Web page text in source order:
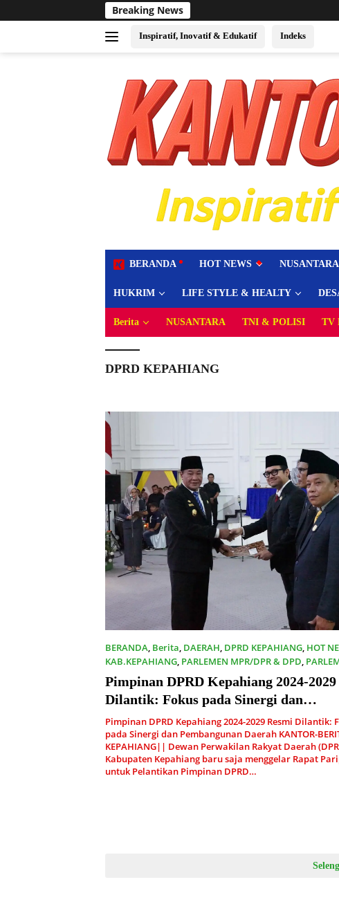
ke
Breaking News
Inspiratif, Inovatif & Edukatif Indeks
BERANDA HOT NEWS NUSANTARA
HUKRIM LIFE STYLE & HEALTY
Berita NUSANTARA TNI & POLISI TV
DPRD KEPAHIANG
BERANDA, Berita, DAERAH, DPRD KEPAHIANG, HOT
KAB.KEPAHIANG, PARLEMEN MPR/DPR & DPD,
01/11/2024
Pimpinan DPRD Kepahiang 2024-2029
Dilantik: Fokus pada Sinergi dan
Pembangunan Daerah
Pimpinan DPRD Kepahiang 2024-2029 Resmi Dilantik:
pada Sinergi dan Pembangunan Daerah KANTOR-
KEPAHIANG|| Dewan Perwakilan Rakyat Daerah
Kabupaten Kepahiang baru saja menggelar Rapat
untuk Pelantikan Pimpinan DPRD…